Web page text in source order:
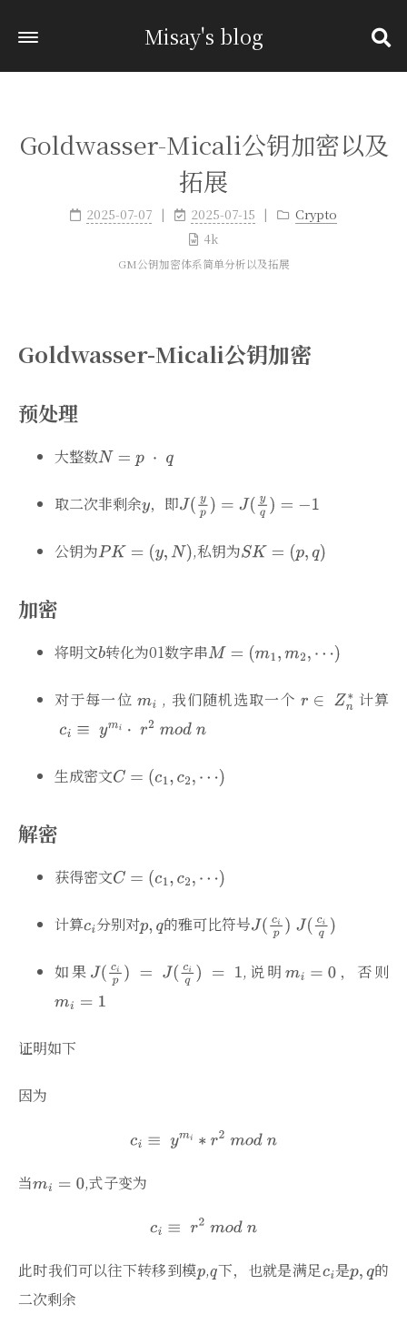
Misay's blog
Goldwasser-Micali公钥加密以及
拓展
2025-07-07 2025-07-15
Crypto
4k
GM公钥加密体系简单分析以及拓展
Goldwasser-Micali公钥加密
预处理
大整数
取二次非剩余 ，即
公钥为 ,私钥为
加密
将明文 转化为01数字串
对于每一位 , 我们随机选取一个 计算
生成密文
解密
获得密文
计算 分别对 的雅可比符号
如果 ,说明 ，否则
证明如下
因为
当 ,式子变为
此时我们可以往下转移到模 , 下，也就是满足 是
的
二次剩余